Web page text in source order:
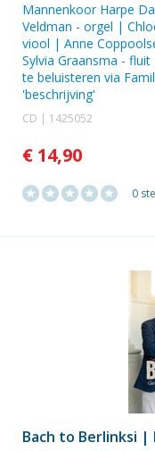
Mannenkoor Harpe
Veldman - orgel |
viool | Anne
Sylvia Graansma -
te beluisteren via
'beschrijving'
CD | 1425052
€ 14,90
0
Bach to Berlinksi |